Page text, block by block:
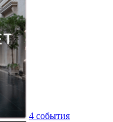
4 события